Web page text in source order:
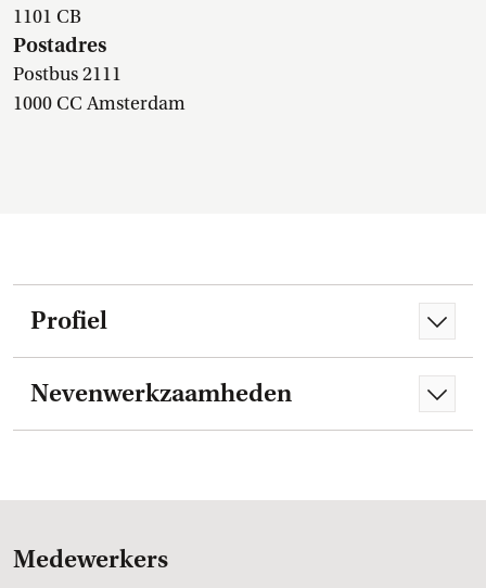
1101 CB
Postadres
Postbus 2111
1000 CC Amsterdam
Profiel
Nevenwerkzaamheden
Medewerkers